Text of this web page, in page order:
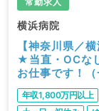
横浜病院
【神奈川県／
★当直・OCな
お仕事です！（
年収1,800万円以上